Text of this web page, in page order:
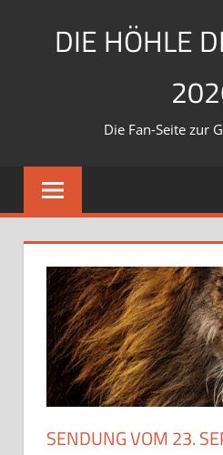
DIE HÖHLE
Die Fan-Seite zur
SENDUNG VOM 23.